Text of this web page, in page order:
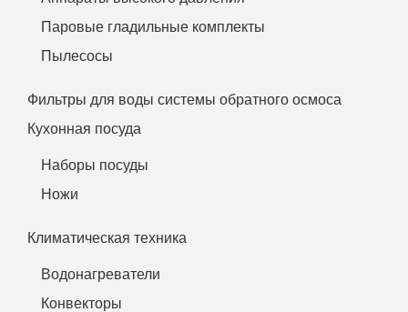
Паровые гладильные комплекты
Пылесосы
Фильтры для воды системы обратного осмоса
Кухонная посуда
Наборы посуды
Ножи
Климатическая техника
Водонагреватели
Конвекторы